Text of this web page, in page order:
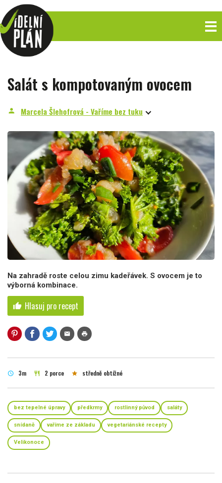
Salát s kompotovaným ovocem
person Marcela Šlehofrová - Vaříme bez tuku
Na zahradě roste celou zimu kadeřávek. S ovocem je to
výborná kombinace.
thumb_up Hlasuj pro recept
mail print
schedule 3m restaurant 2 porce star středně obtížné
bez tepelné úpravy předkrmy rostlinný původ saláty
snídaně vaříme ze základu vegetariánské recepty
Velikonoce